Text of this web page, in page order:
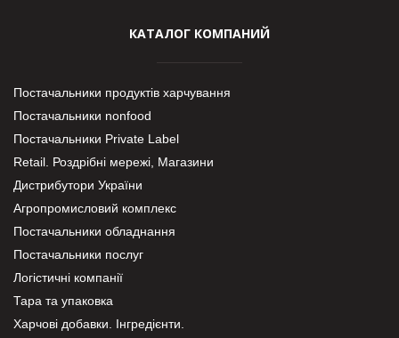
КАТАЛОГ КОМПАНИЙ
Постачальники продуктів харчування
Постачальники nonfood
Постачальники Private Label
Retail. Роздрібні мережі, Магазини
Дистрибутори України
Агропромисловий комплекс
Постачальники обладнання
Постачальники послуг
Логістичні компанії
Тара та упаковка
Харчові добавки. Інгредієнти.